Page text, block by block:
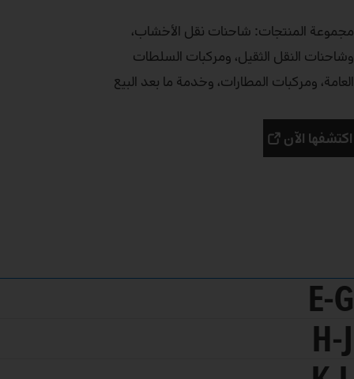
مجموعة المنتجات: شاحنات نقل الأخشاب،
وشاحنات النقل الثقيل، ومركبات السلطات
العامة، ومركبات المطارات، وخدمة ما بعد البيع
اكتشفها الآن
E-G
H-J